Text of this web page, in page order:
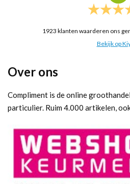
1923 klanten waarderen ons
Bekijk op
Over ons
Compliment is de online
particulier. Ruim 4.000 artikelen,